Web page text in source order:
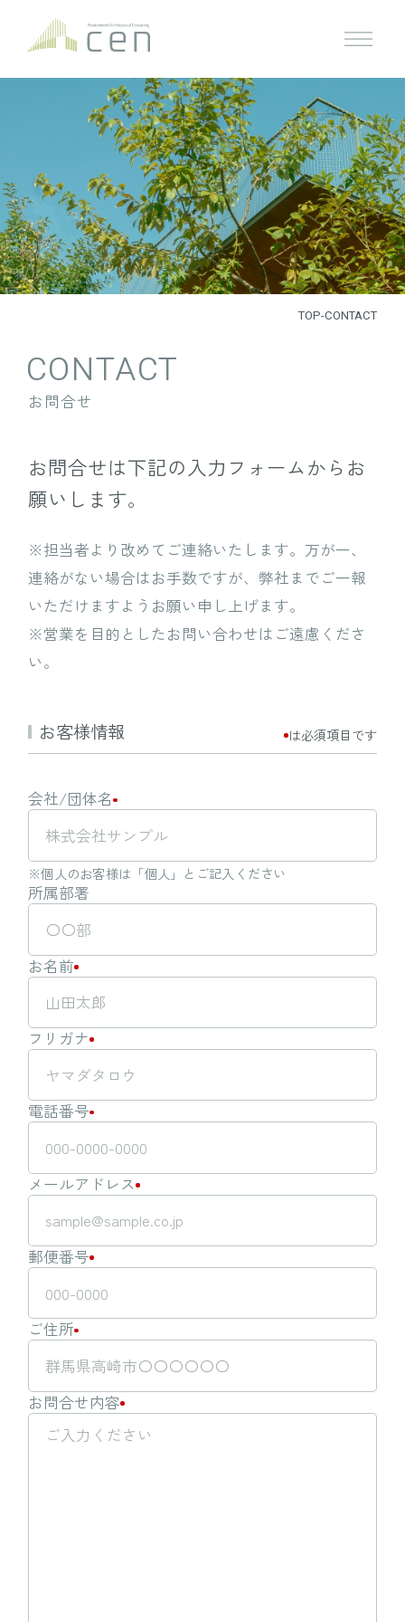
TOP-CONTACT
CONTACT
お問合せ
お問合せは下記の入力フォームからお
願いします。
※担当者より改めてご連絡いたします。万が一、
連絡がない場合はお手数ですが、 弊社までご一報
いただけますようお願い申し上げます。
※営業を目的としたお問い合わせはご遠慮くださ
い。
お客様情報 は必須項目です
会社/団体名
※個人のお客様は「個人」とご記入ください
所属部署
お名前
フリガナ
電話番号
メールアドレス
郵便番号
ご住所
お問合せ内容